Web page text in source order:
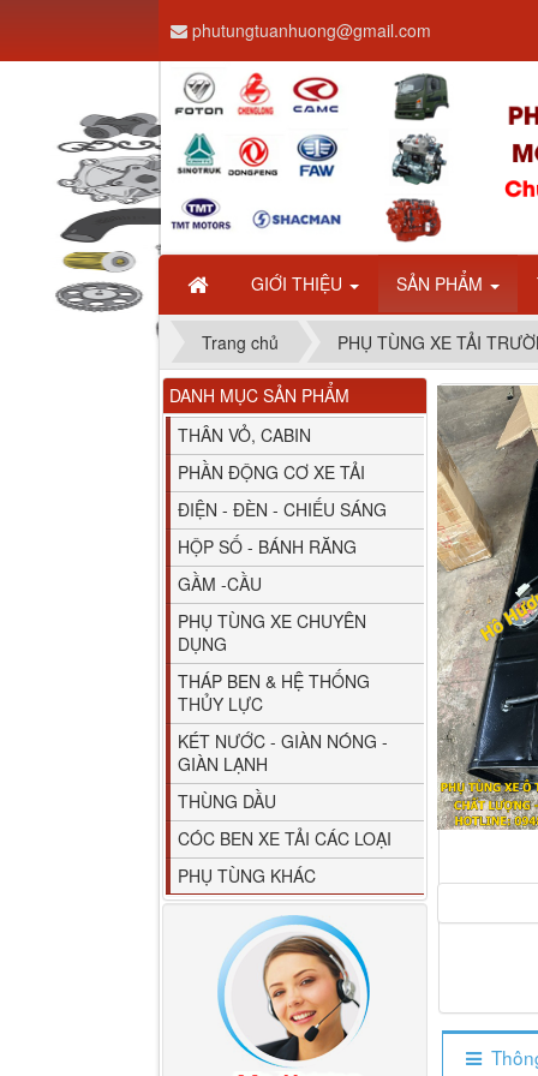
GIỚI THIỆU SẢN PHẨM
phutungtuanhuong@gmail.com
Trang chủ PHỤ TÙNG XE TẢI
DANH MỤC SẢN PHẨM
THÂN VỎ, CABIN
PHẦN ĐỘNG CƠ XE TẢI
ĐIỆN - ĐÈN - CHIẾU SÁNG
HỘP SỐ - BÁNH RĂNG
GẦM -CẦU
PHỤ TÙNG XE CHUYÊN
DỤNG
THÁP BEN & HỆ THỐNG
THỦY LỰC
KÉT NƯỚC - GIÀN NÓNG -
GIÀN LẠNH
THÙNG DẦU
CÓC BEN XE TẢI CÁC LOẠI
PHỤ TÙNG KHÁC
Dây ga CAMC H08 dài
2.68m
Bình nước phụ
Chenglong hải âu...
80YHCB-60 Bơm xăng
dầu 60m3/h...
M4610162101A0 Tapbi